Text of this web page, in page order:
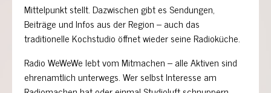
Mittelpunkt stellt. Dazwischen gibt es Sendungen,
Beiträge und Infos aus der Region – auch das
traditionelle Kochstudio öffnet wieder seine Radioküche.
Radio WeWeWe lebt vom Mitmachen – alle Aktiven sind
ehrenamtlich unterwegs. Wer selbst Interesse am